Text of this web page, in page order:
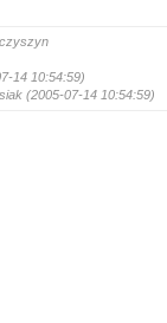
14 10:54:59)
(2005-07-14 10:54:59)